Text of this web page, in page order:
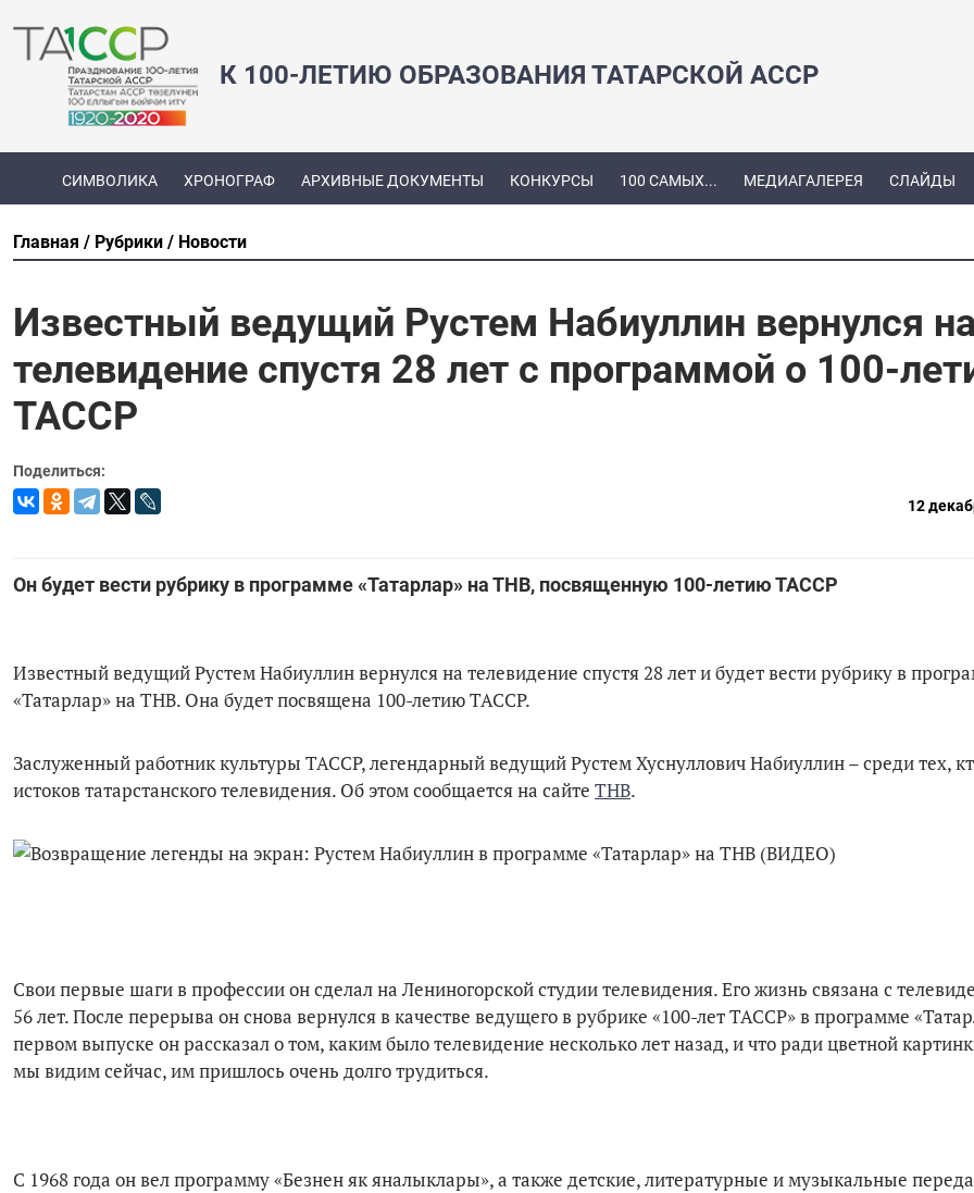
К 100-ЛЕТИЮ ОБРАЗОВАНИЯ ТАТАРСКОЙ АССР
СИМВОЛИКА ХРОНОГРАФ АРХИВНЫЕ ДОКУМЕНТЫ КОНКУРСЫ 100 САМЫХ... МЕДИАГАЛЕРЕЯ СЛАЙДЫ
Главная Рубрики Новости
Известный ведущий Рустем Набиуллин вернулся на
телевидение спустя 28 лет с программой о 100-
ТАССР
Поделиться:
12
Он будет вести рубрику в программе «Татарлар» на ТНВ, посвященную 100-летию ТАССР
Известный ведущий Рустем Набиуллин вернулся на телевидение спустя 28 лет и будет вести рубрику в
«Татарлар» на ТНВ. Она будет посвящена 100-летию ТАССР.
Заслуженный работник культуры ТАССР, легендарный ведущий Рустем Хуснуллович Набиуллин – среди тех,
истоков татарстанского телевидения. Об этом сообщается на сайте ТНВ.
Свои первые шаги в профессии он сделал на Лениногорской студии телевидения. Его жизнь связана с
56 лет. После перерыва он снова вернулся в качестве ведущего в рубрике «100-лет ТАССР» в программе
первом выпуске он рассказал о том, каким было телевидение несколько лет назад, и что ради цветной
мы видим сейчас, им пришлось очень долго трудиться.
С 1968 года он вел программу «Безнен як яналыклары», а также детские, литературные и музыкальные